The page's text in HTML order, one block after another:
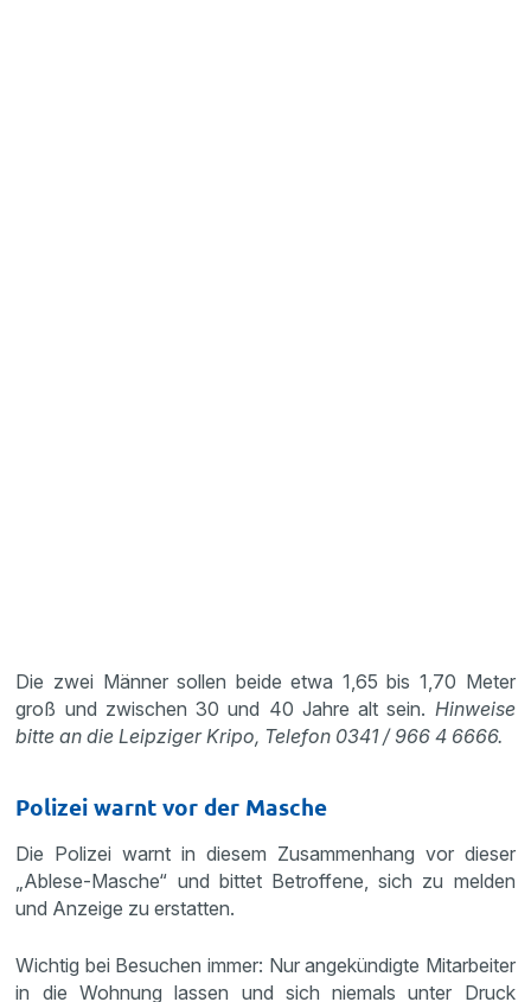
Die zwei Männer sollen beide etwa 1,65 bis 1,70 Meter
groß und zwischen 30 und 40 Jahre alt sein. Hinweise
bitte an die Leipziger Kripo, Telefon 0341 / 966 4 6666.
Polizei warnt vor der Masche
Die Polizei warnt in diesem Zusammenhang vor dieser
„Ablese-Masche“ und bittet Betroffene, sich zu melden
und Anzeige zu erstatten.
Wichtig bei Besuchen immer: Nur angekündigte Mitarbeiter
in die Wohnung lassen und sich niemals unter Druck